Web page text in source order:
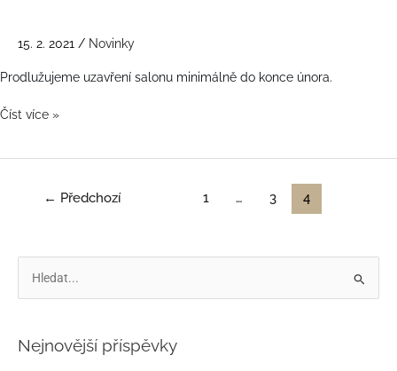
15. 2. 2021 / Novinky
Prodlužujeme uzavření salonu minimálně do konce února.
Číst více »
← Předchozí 1 … 3 4
lNejnovější příspěvky